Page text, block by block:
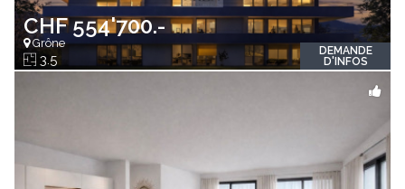
CHF 554'700.-
Grône
3.5
DEMANDE
D'INFOS